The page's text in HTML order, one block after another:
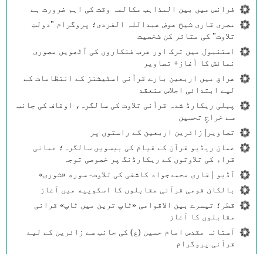
فرانس میں بین المذاہب مکالمہ وقت کی اہم ضرورت ہے
مصری قاری شیخ عوض عبداللہ الفردی؛ پروگرام "دولتِ
تلاوت" کی متاثر کن شخصیت
استنبول میں ترک اور عرب فنکاروں کی آٹھویں مصوری
نمائش کا آغاز+ تصاویر
عراق میں اربعین بارے قرآنی اسٹیشنز کے انتظامات کے
لیے ابتدائی اجلاس منعقد
پہلی ریکارڈ شدہ قرآنی تلاوت کی سالگرہ، اوقاف کی جانب
سے خراجِ تحسین
تصاویر| زائرین اربعین کے راستوں پر
عمان ریڈیو قرآن کے قیام کی بیسویں سالگرہ؛ عمانی
قراء کی تلاوتوں کے ریکارڈنگ پر خصوصی توجہ
آڈیو | قاری محمدجواد کاشفی کی تلاوت- سوره‌‌ «شوری»
بالکان قومی قرآنی مقابلوں کا اسکوپیه میں آغاز
قطر؛ تیسرے بین الاقوامی «ٹاپ ترین میں ٹاپ» قرانی
مقابلوں کا آغاز
آستانہ مقدس امام حسین (ع) کی جانب سے زائرین کے لیے
قرآنی پروگرام